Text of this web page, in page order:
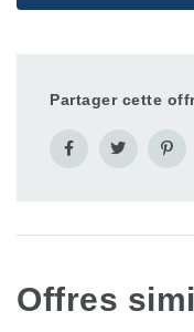
Partager cette
Offres